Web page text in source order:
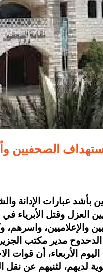
الصحفيين
بأشد عبارات الإدانة
العزل وقتل الأبرياء
والإعلاميين،
الأربعاء، أن قوات
لديهم، لثنيهم عن نقل